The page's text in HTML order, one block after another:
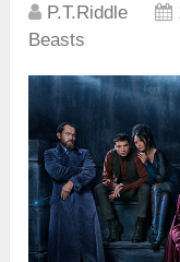
P.T.Riddle
Beasts